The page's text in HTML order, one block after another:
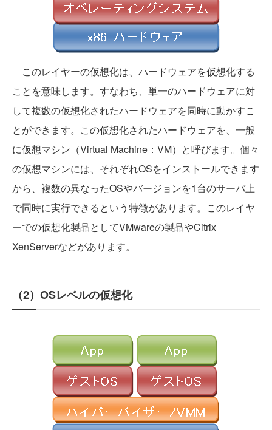
このレイヤーの仮想化は、ハードウェアを仮想化する
ことを意味します。すなわち、単一のハードウェアに対
して複数の仮想化されたハードウェアを同時に動かすこ
とができます。この仮想化されたハードウェアを、一般
に仮想マシン（Virtual Machine：VM）と呼びます。個々
の仮想マシンには、それぞれOSをインストールできます
から、複数の異なったOSやバージョンを1台のサーバ上
で同時に実行できるという特徴があります。このレイヤ
ーでの仮想化製品としてVMwareの製品やCitrix
XenServerなどがあります。
（2）OSレベルの仮想化